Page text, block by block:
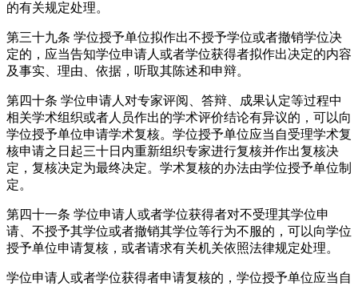
的有关规定处理。
第三十九条 学位授予单位拟作出不授予学位或者撤销学位决
定的，应当告知学位申请人或者学位获得者拟作出决定的内容
及事实、理由、依据，听取其陈述和申辩。
第四十条 学位申请人对专家评阅、答辩、成果认定等过程中
相关学术组织或者人员作出的学术评价结论有异议的，可以向
学位授予单位申请学术复核。学位授予单位应当自受理学术复
核申请之日起三十日内重新组织专家进行复核并作出复核决
定，复核决定为最终决定。学术复核的办法由学位授予单位制
定。
第四十一条 学位申请人或者学位获得者对不受理其学位申
请、不授予其学位或者撤销其学位等行为不服的，可以向学位
授予单位申请复核，或者请求有关机关依照法律规定处理。
学位申请人或者学位获得者申请复核的，学位授予单位应当自